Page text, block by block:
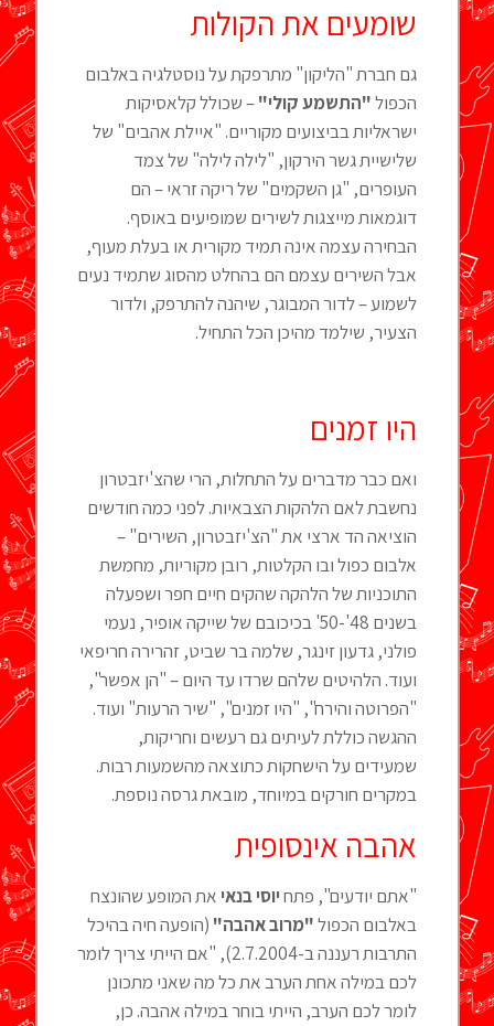
שומעים את הקולות
גם חברת "הליקון" מתרפקת על נוסטלגיה באלבום
הכפול"התשמע קולי"– שכולל קלאסיקות
ישראליות בביצועים מקוריים. "איילת אהבים" של
שלישיית גשר הירקון, "לילה לילה" של צמד
העופרים, "גן השקמים" של ריקה זראי – הם
דוגמאות מייצגות לשירים שמופיעים באוסף.
הבחירה עצמה אינה תמיד מקורית או בעלת מעוף,
אבל השירים עצמם הם בהחלט מהסוג שתמיד נעים
לשמוע – לדור המבוגר, שיהנה להתרפק, ולדור
הצעיר, שילמד מהיכן הכל התחיל.
היו זמנים
ואם כבר מדברים על התחלות, הרי שהצ'יזבטרון
נחשבת לאם הלהקות הצבאיות. לפני כמה חודשים
הוציאה הד ארצי את "הצ'יזבטרון, השירים" –
אלבום כפול ובו הקלטות, רובן מקוריות, מחמשת
התוכניות של הלהקה שהקים חיים חפר ושפעלה
בשנים 48'-50' בכיכובם של שייקה אופיר, נעמי
פולני, גדעון זינגר, שלמה בר שביט, זהרירה חריפאי
ועוד. הלהיטים שלהם שרדו עד היום – "הן אפשר",
"הפרוטה והירח", "היו זמנים", "שיר הרעות" ועוד.
ההגשה כוללת לעיתים גם רעשים וחריקות,
שמעידים על הישחקות כתוצאה מהשמעות רבות.
במקרים חורקים במיוחד, מובאת גרסה נוספת.
אהבה אינסופית
"אתם יודעים", פתחיוסי בנאי את המופע שהונצח
באלבום הכפול"מרוב אהבה" (הופעה חיה בהיכל
התרבות רעננה ב-2.7.2004), "אם הייתי צריך לומר
לכם במילה אחת הערב את כל מה שאני מתכונן
לומר לכם הערב, הייתי בוחר במילה אהבה. כן,